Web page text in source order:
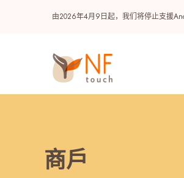
由2026年4月9日起，我们将停止支援
商戶